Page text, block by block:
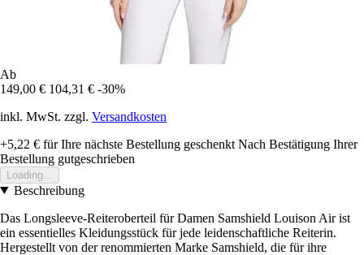
Ab
149,00 € 104,31 € -30%
inkl. MwSt. zzgl. Versandkosten
+5,22 € für Ihre nächste Bestellung geschenkt Nach Bestätigung Ihrer
Bestellung gutgeschrieben
Loading...
Beschreibung
Das Longsleeve-Reiteroberteil für Damen Samshield Louison Air ist
ein essentielles Kleidungsstück für jede leidenschaftliche Reiterin.
Hergestellt von der renommierten Marke Samshield, die für ihre